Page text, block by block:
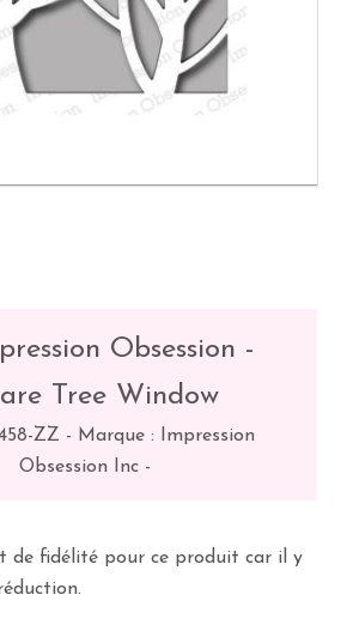
Obsession -
Tree Window
ZZ - Marque : Impression
Obsession Inc -
de fidélité pour ce produit car il y